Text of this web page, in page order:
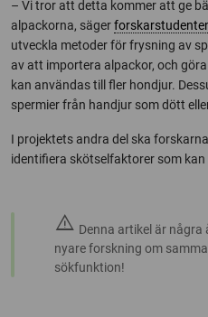
– Vi tror att detta kommer att ge
alpackorna, säger
utveckla metoder för frysning av
av att importera alpackor, och
kan användas till fler hondjur.
spermier från handjur som dött
I projektets andra del ska
identifiera skötselfaktorer som
warning Denna artikel är
nyare forskning om
sökfunktion!